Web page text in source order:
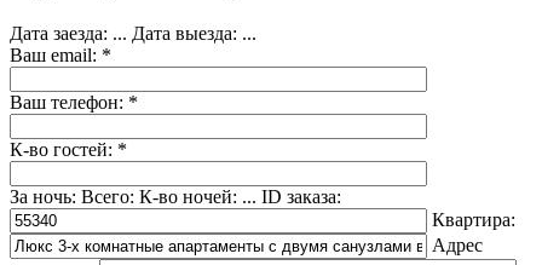
Дата заезда: ... Дата выезда: ...
Ваш email: *
Ваш телефон: *
К-во гостей: *
За ночь: Всего: К-во ночей: ... ID заказа:
Квартира:
Адрес